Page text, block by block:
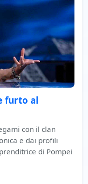
furto al
con il clan
e dai profili
di Pompei